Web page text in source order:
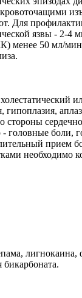
Для
язвы - 2-4
менее 50 мл/
стороны
головные боли,
прием
необходимо
лигнокаина,